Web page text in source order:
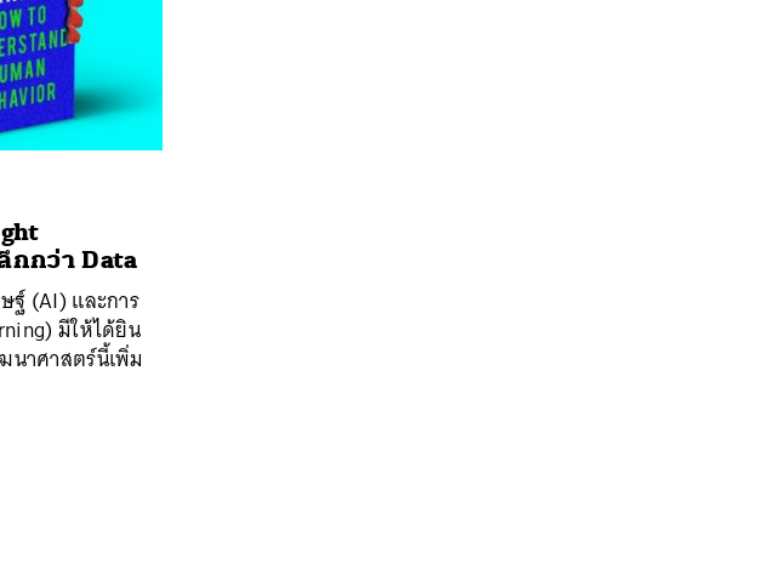
กกว่า Data
ฐ์ (AI) และการ
มีให้ได้ยิน
นาศาสตร์นี้เพิ่ม
EMAIL